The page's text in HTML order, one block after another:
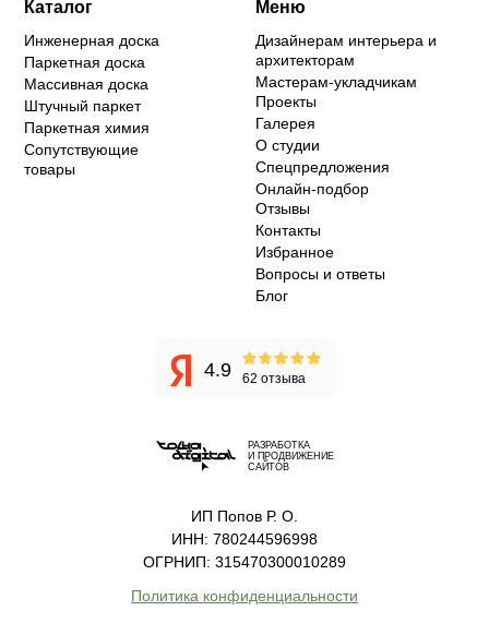
Каталог
Инженерная доска
Паркетная доска
Массивная доска
Штучный паркет
Паркетная химия
Сопутствующие
товары
Меню
Дизайнерам интерьера и
архитекторам
Мастерам-укладчикам
Проекты
Галерея
О студии
Спецпредложения
Онлайн-подбор
Отзывы
Контакты
Избранное
Вопросы и ответы
Блог
4.9 62 отзыва
РАЗРАБОТКА
И ПРОДВИЖЕНИЕ
САЙТОВ
ИП Попов Р. О.
ИНН: 780244596998
ОГРНИП: 315470300010289
Политика конфиденциальности